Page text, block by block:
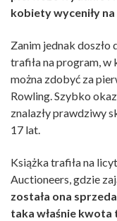
kobiety wyceniły
Zanim jednak
trafiła na program,
można zdobyć za
Rowling. Szybko
znalazły prawdziwy
17 lat.
Książka trafiła na
Auctioneers, gdzie
została ona
taka właśnie